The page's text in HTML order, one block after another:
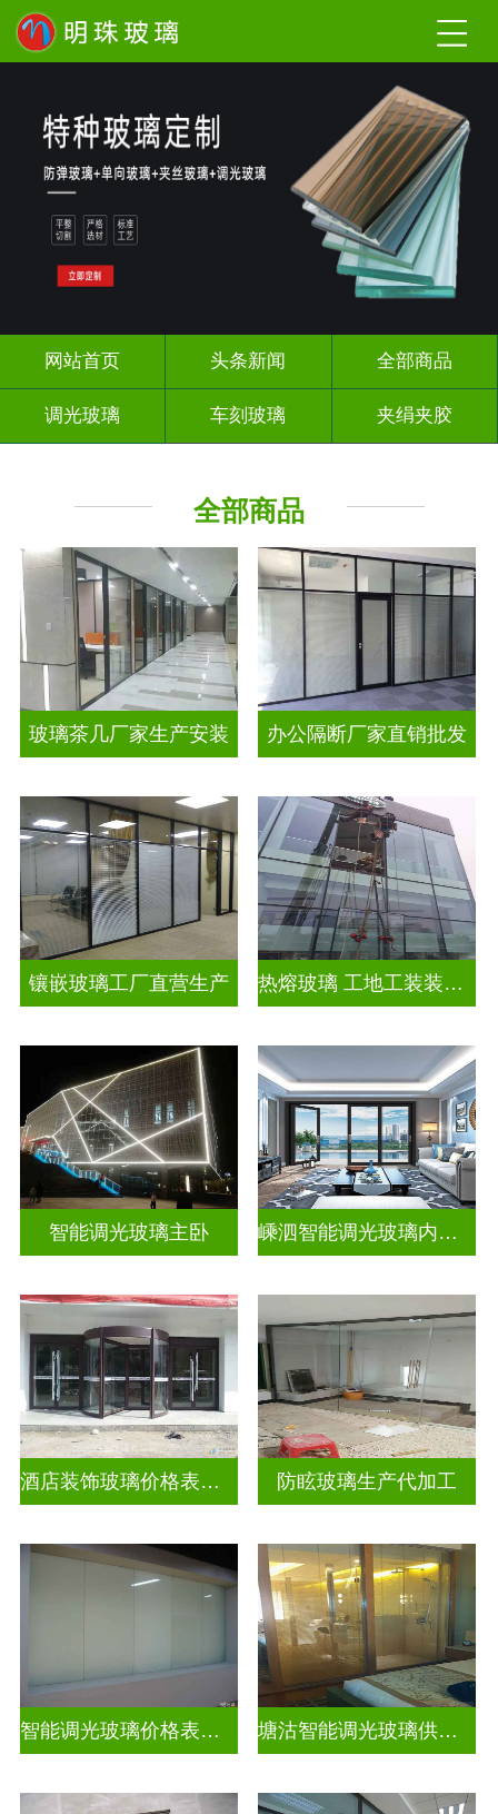
网站首页 头条新闻 全部商品
调光玻璃 车刻玻璃 夹绢夹胶
智能镜子
全部商品
玻璃茶几厂家生产安装 办公隔断厂家直销批发
镶嵌玻璃工厂直营生产 热熔玻璃 工地工装装饰玻璃
智能调光玻璃主卧 嵊泗智能调光玻璃内置百叶隔断拆装
酒店装饰玻璃价格表生产电话 防眩玻璃生产代加工
智能调光玻璃价格表图片及价格 塘沽智能调光玻璃供应商